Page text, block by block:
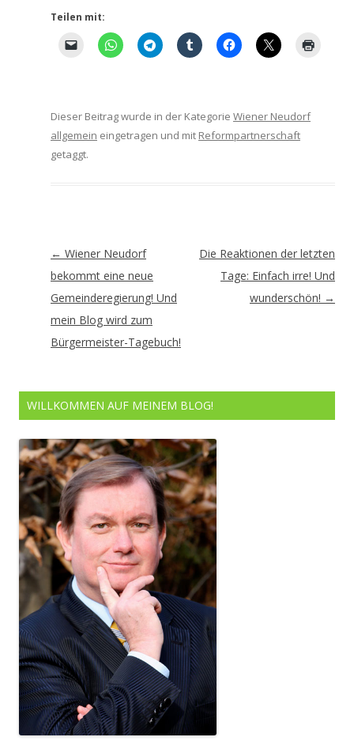
Teilen mit:
Dieser Beitrag wurde in der Kategorie Wiener Neudorf
allgemein eingetragen und mit Reformpartnerschaft
getaggt.
Artikel-
Navigation
← Wiener Neudorf
bekommt eine neue
Gemeinderegierung! Und
mein Blog wird zum
Bürgermeister-Tagebuch!
Die Reaktionen der letzten
Tage: Einfach irre! Und
wunderschön! →
WILLKOMMEN AUF MEINEM BLOG!